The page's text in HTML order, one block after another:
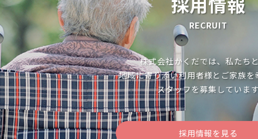
RECRUIT
株式会社かくだでは、私たち
地域に寄り添い利用者様とご家族
スタッフを募集していま
採用情報を見る